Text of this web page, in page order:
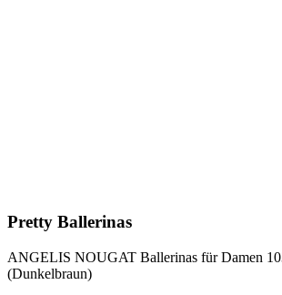
Pretty Ballerinas
ANGELIS NOUGAT Ballerinas für Damen
(Dunkelbraun)